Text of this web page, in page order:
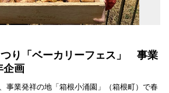
り「ベーカリーフェス」 事業
企画
事業発祥の地「箱根小涌園」（箱根町）で春